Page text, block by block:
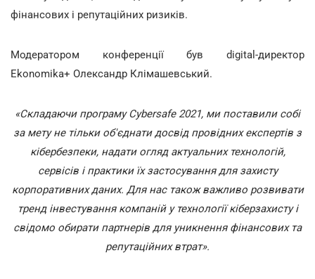
фінансових і репутаційних ризиків.
Модератором конференції був digital-директор
Ekonomika+ Олександр Клімашевський.
«Складаючи програму Сybersafe 2021, ми поставили собі
за мету не тільки об'єднати досвід провідних експертів з
кібербезпеки, надати огляд актуальних технологій,
сервісів і практики їх застосування для захисту
корпоративних даних. Для нас також важливо розвивати
тренд інвестування компаній у технології кіберзахисту і
свідомо обирати партнерів для уникнення фінансових та
репутаційних втрат».